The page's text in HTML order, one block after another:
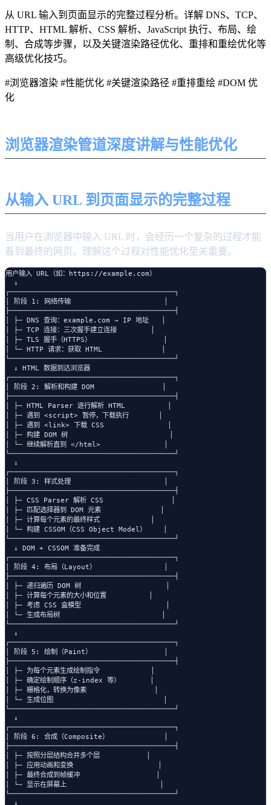
从 URL 输入到页面显示的完整过程分析。详解 DNS、TCP、
HTTP、HTML 解析、CSS 解析、JavaScript 执行、布局、绘
制、合成等步骤，以及关键渲染路径优化、重排和重绘优化等
高级优化技巧。
#浏览器渲染 #性能优化 #关键渲染路径 #重排重绘 #DOM 优
化
浏览器渲染管道深度讲解与性能优化
从输入 URL 到页面显示的完整过程
当用户在浏览器中输入 URL 时，会经历一个复杂的过程才能
看到最终的网页。理解这个过程对性能优化至关重要。
用户输入 URL（如：https://example.com）
  ↓
┌───────────────────────────────────────┐
│ 阶段 1: 网络传输                      │
├───────────────────────────────────────┤
│ ├─ DNS 查询：example.com → IP 地址   │
│ ├─ TCP 连接：三次握手建立连接        │
│ ├─ TLS 握手（HTTPS）                 │
│ └─ HTTP 请求：获取 HTML              │
└───────────────────────────────────────┘
  ↓ HTML 数据到达浏览器
┌───────────────────────────────────────┐
│ 阶段 2: 解析和构建 DOM                │
├───────────────────────────────────────┤
│ ├─ HTML Parser 逐行解析 HTML          │
│ ├─ 遇到 <script> 暂停，下载执行       │
│ ├─ 遇到 <link> 下载 CSS               │
│ ├─ 构建 DOM 树                        │
│ └─ 继续解析直到 </html>               │
└───────────────────────────────────────┘
  ↓
┌───────────────────────────────────────┐
│ 阶段 3: 样式处理                      │
├───────────────────────────────────────┤
│ ├─ CSS Parser 解析 CSS                │
│ ├─ 匹配选择器到 DOM 元素              │
│ ├─ 计算每个元素的最终样式            │
│ └─ 构建 CSSOM（CSS Object Model）    │
└───────────────────────────────────────┘
  ↓ DOM + CSSOM 准备完成
┌───────────────────────────────────────┐
│ 阶段 4: 布局（Layout）                │
├───────────────────────────────────────┤
│ ├─ 递归遍历 DOM 树                    │
│ ├─ 计算每个元素的大小和位置          │
│ ├─ 考虑 CSS 盒模型                    │
│ └─ 生成布局树                        │
└───────────────────────────────────────┘
  ↓
┌───────────────────────────────────────┐
│ 阶段 5: 绘制（Paint）                 │
├───────────────────────────────────────┤
│ ├─ 为每个元素生成绘制指令            │
│ ├─ 确定绘制顺序（z-index 等）       │
│ ├─ 栅格化，转换为像素                │
│ └─ 生成位图                          │
└───────────────────────────────────────┘
  ↓
┌───────────────────────────────────────┐
│ 阶段 6: 合成（Composite）             │
├───────────────────────────────────────┤
│ ├─ 按照分层结构合并多个层           │
│ ├─ 应用动画和变换                    │
│ ├─ 最终合成到帧缓冲                  │
│ └─ 显示在屏幕上                      │
└───────────────────────────────────────┘
  ↓